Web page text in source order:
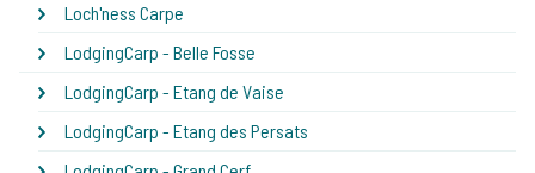
Loch'ness Carpe
LodgingCarp - Belle Fosse
LodgingCarp - Etang de Vaise
LodgingCarp - Etang des Persats